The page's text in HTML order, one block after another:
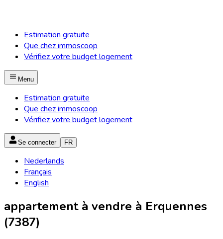
Estimation gratuite
Que chez immoscoop
Vérifiez votre budget logement
Menu
Estimation gratuite
Que chez immoscoop
Vérifiez votre budget logement
Se connecter FR
Nederlands
Français
English
appartement à vendre à Erquennes
(7387)